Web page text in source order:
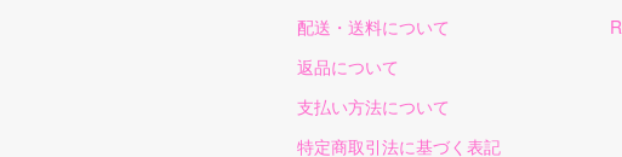
配送・送料について
返品について
支払い方法について
特定商取引法に基づく表記